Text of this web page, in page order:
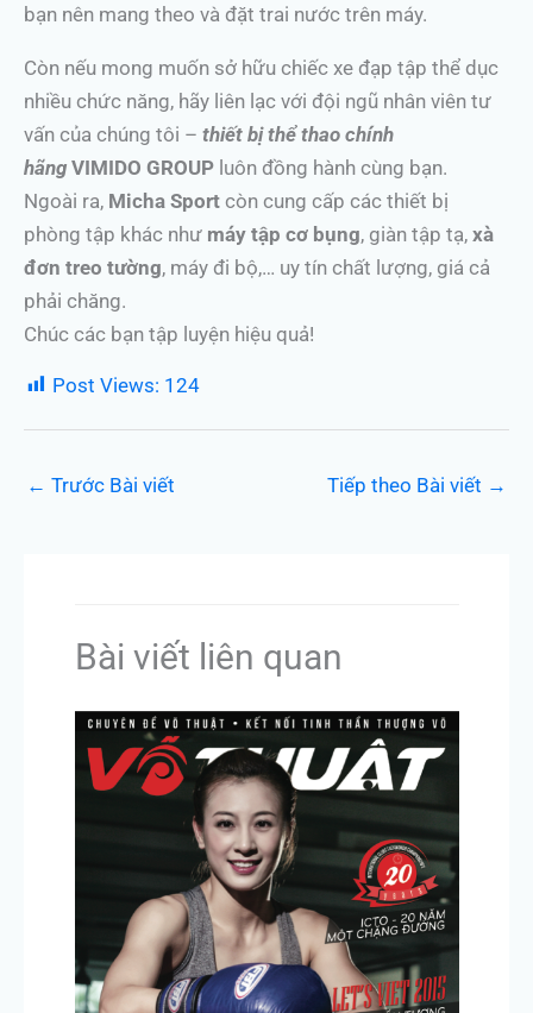
bạn nên mang theo và đặt trai nước trên máy.
Còn nếu mong muốn sở hữu chiếc xe đạp tập thể dục
nhiều chức năng, hãy liên lạc với đội ngũ nhân viên tư
vấn của chúng tôi – thiết bị thể thao chính
hãng VIMIDO GROUP luôn đồng hành cùng bạn.
Ngoài ra, Micha Sport còn cung cấp các thiết bị
phòng tập khác như máy tập cơ bụng, giàn tập tạ, xà
đơn treo tường, máy đi bộ,… uy tín chất lượng, giá cả
phải chăng.
Chúc các bạn tập luyện hiệu quả!
Post Views: 124
← Trước Bài viết Tiếp theo Bài viết →
Bài viết liên quan